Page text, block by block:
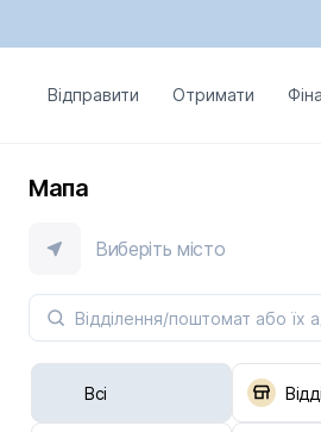
Відправити Отримати
Мапа
Виберіть місто
Всі